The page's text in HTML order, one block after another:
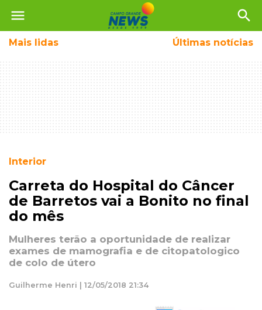
menu search
Mais lidas Últimas notícias
Interior
Carreta do Hospital do Câncer
de Barretos vai a Bonito no final
do mês
Mulheres terão a oportunidade de realizar
exames de mamografia e de citopatologico
de colo de útero
Guilherme Henri | 12/05/2018 21:34